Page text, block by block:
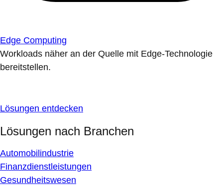
Edge Computing
Workloads näher an der Quelle mit Edge-Technologie
bereitstellen.
Lösungen entdecken
Lösungen nach Branchen
Automobilindustrie
Finanzdienstleistungen
Gesundheitswesen